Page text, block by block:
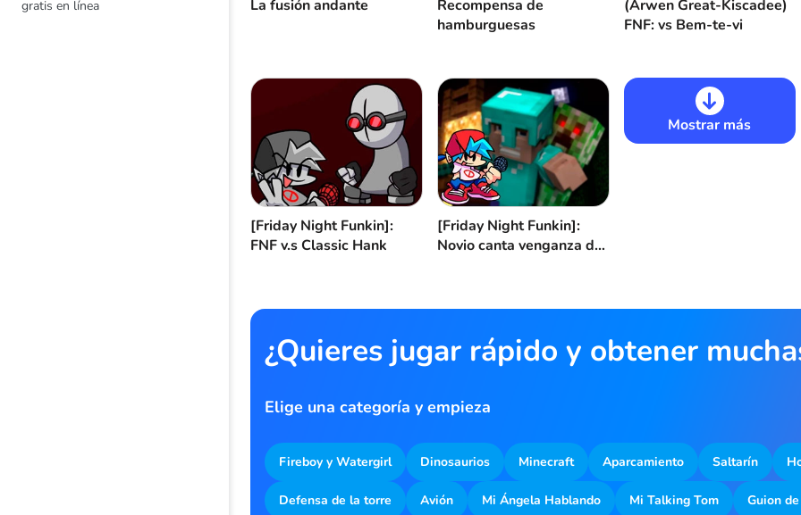
gratis en línea
La fusión andante
Recompensa de
hamburguesas
(Arwen Great-Kiscadee)
FNF: vs Bem-te-vi
[Friday Night Funkin]:
FNF v.s Classic Hank
[Friday Night Funkin]:
Novio canta venganza de
Mostrar más
¿Quieres jugar rápido y obtener
Elige una categoría y empieza
Fireboy y Watergirl Dinosaurios Minecraft Aparcamiento Saltarín
Defensa de la torre Avión Mi Ángela Hablando Mi Talking Tom Guion